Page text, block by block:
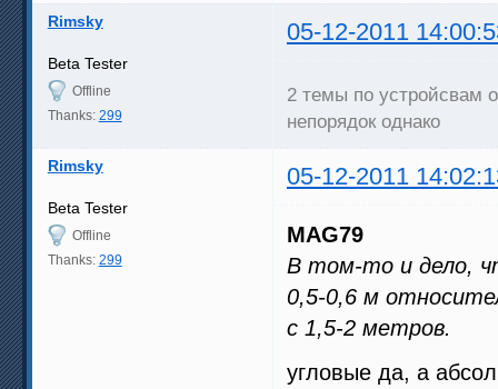
Rimsky 05-12-2011
Beta Tester
Offline
Thanks: 299
2 темы по устройсвам
непорядок однако
Rimsky 05-12-2011
Beta Tester
Offline
Thanks: 299
MAG79
В том-то и дело,
0,5-0,6 м
с 1,5-2 метров.
угловые да, а